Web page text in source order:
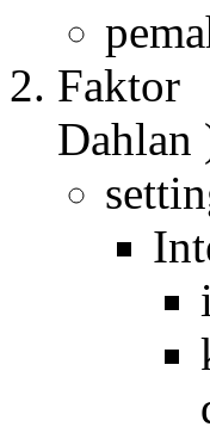
Dahlan